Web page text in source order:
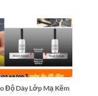
Độ Dày Lớp Mạ Kẽm